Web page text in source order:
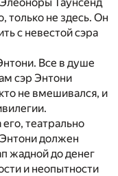
только не здесь. Он
с невестой сэра
Все в душе
сэр Энтони
не вмешивался, и
театрально
должен
жадной до денег
и неопытности